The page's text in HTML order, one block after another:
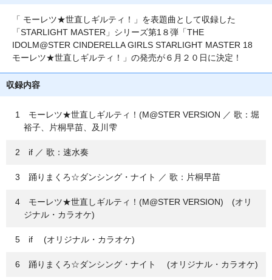
「 モーレツ★世直しギルティ！」を表題曲として収録した
「STARLIGHT MASTER」シリーズ第1８弾「THE
IDOLM@STER CINDERELLA GIRLS STARLIGHT MASTER 18
モーレツ★世直しギルティ！」の発売が６月２０日に決定！
収録内容
1 モーレツ★世直しギルティ！(M@STER VERSION ／ 歌：堀
裕子、片桐早苗、及川雫
2 if ／ 歌：速水奏
3 踊りまくろ☆ダンシング・ナイト ／ 歌：片桐早苗
4 モーレツ★世直しギルティ！(M@STER VERSION) (オリ
ジナル・カラオケ)
5 if (オリジナル・カラオケ)
6 踊りまくろ☆ダンシング・ナイト (オリジナル・カラオケ)